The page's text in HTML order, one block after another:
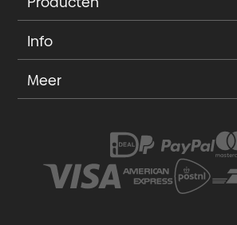
Info
Meer